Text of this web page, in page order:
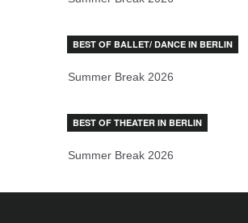
BEST OF BALLET/ DANCE IN BERLIN
Summer Break 2026
BEST OF THEATER IN BERLIN
Summer Break 2026